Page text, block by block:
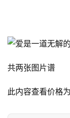
共两张图片谱
此内容查看价格为